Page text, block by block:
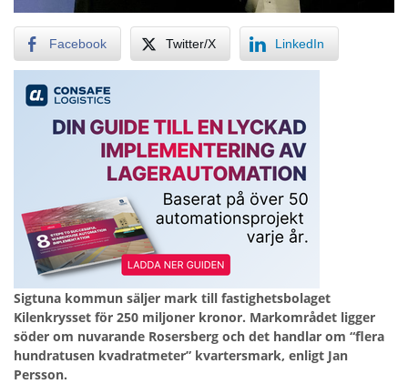
Facebook Twitter/X LinkedIn
Sigtuna kommun säljer mark till fastighetsbolaget
Kilenkrysset för 250 miljoner kronor. Markområdet ligger
söder om nuvarande Rosersberg och det handlar om “flera
hundratusen kvadratmeter” kvartersmark, enligt Jan
Persson.